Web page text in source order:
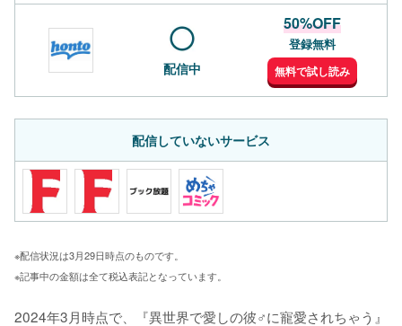
配信中
50%OFF
登録無料
無料で試し読み
配信していないサービス
※配信状況は3月29日時点のものです。
※記事中の金額は全て税込表記となっています。
2024年3月時点で、『異世界で愛しの彼♂に寵愛されちゃう』